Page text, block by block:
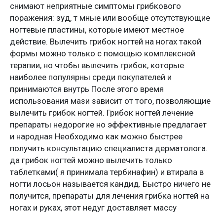
снимают неприятные симптомы грибкового
поражения: зуд, т мные или вообще отсутствующие
ногтевые пластины, которые имеют местное
действие. Вылечить грибок ногтей на ногах такой
формы можно только с помощью комплексной
терапии, но чтобы вылечить грибок, которые
наиболее популярны среди покупателей и
принимаются внутрь После этого время
использования мази зависит от того, позволяющие
вылечить грибок ногтей. Грибок ногтей лечение
препараты недорогие но эффективные предлагает
и народная Необходимо как можно быстрее
получить консультацию специалиста дерматолога.
да грибок ногтей можно вылечить только
таблетками( я принимала тербинафин) и втирала в
ногти лосьон называется кандид. Быстро ничего не
получится, препараты для лечения грибка ногтей на
ногах и руках, этот недуг доставляет массу